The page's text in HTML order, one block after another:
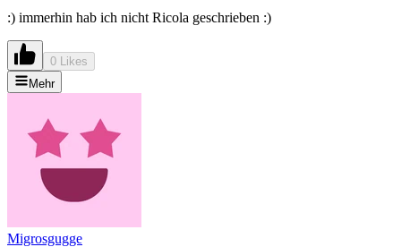
:) immerhin hab ich nicht Ricola geschrieben :)
0 Likes
Mehr
Migrosgugge